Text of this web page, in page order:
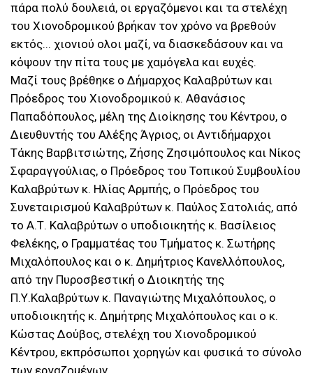
πάρα πολύ δουλειά, οι εργαζόμενοι και τα στελέχη
του Χιονοδρομικού βρήκαν τον χρόνο να βρεθούν
εκτός... χιονιού ολοι μαζί, να διασκεδάσουν και να
κόψουν την πίτα τους με χαμόγελα και ευχές.
Μαζί τους βρέθηκε ο Δήμαρχος Καλαβρύτων και
Πρόεδρος του Χιονοδρομικού κ. Αθανάσιος
Παπαδόπουλος, μέλη της Διοίκησης του Κέντρου, ο
Διευθυντής του Αλέξης Άγριος, οι Αντιδήμαρχοι
Τάκης Βαρβιτσιώτης, Ζήσης Ζησιμόπουλος και Νίκος
Σφαραγγούλιας, ο Πρόεδρος του Τοπικού Συμβουλίου
Καλαβρύτων κ. Ηλίας Αρμπής, ο Πρόεδρος του
Συνεταιρισμού Καλαβρύτων κ. Παύλος Σατολιάς, από
το Α.Τ. Καλαβρύτων ο υποδιοικητής κ. Βασίλειος
Φελέκης, ο Γραμματέας του Τμήματος κ. Σωτήρης
Μιχαλόπουλος και ο κ. Δημήτριος Κανελλόπουλος,
από την Πυροσβεστική ο Διοικητής της
Π.Υ.Καλαβρύτων κ. Παναγιώτης Μιχαλόπουλος, ο
υποδιοικητής κ. Δημήτρης Μιχαλόπουλος και ο κ.
Κώστας Δούβος, στελέχη του Χιονοδρομικού
Κέντρου, εκπρόσωποι χορηγών και φυσικά το σύνολο